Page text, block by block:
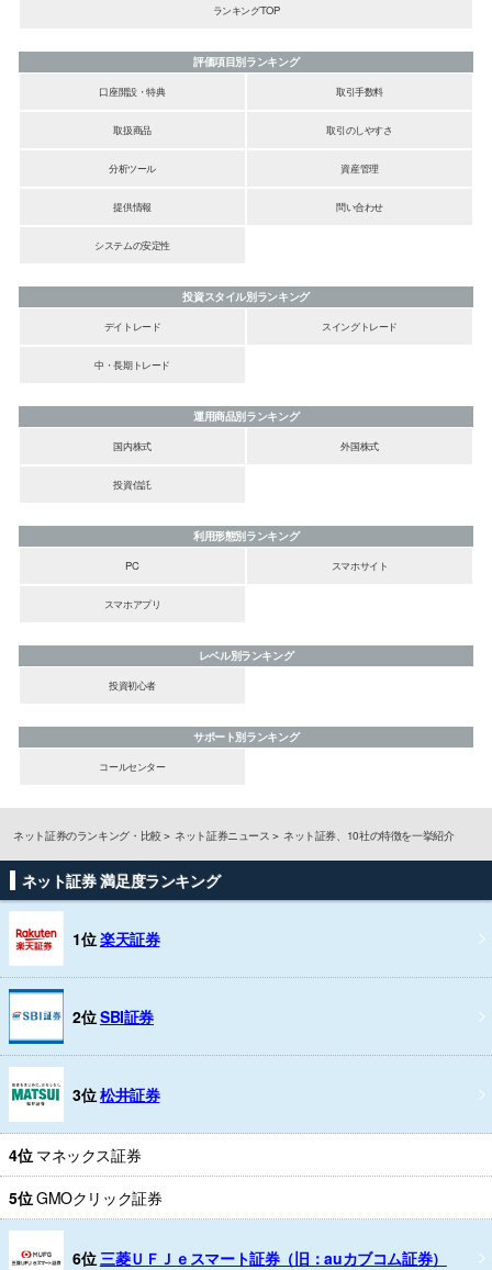
ランキングTOP
評価項目別ランキング
口座開設・特典
取引手数料
取扱商品 取引のしやすさ
分析ツール 資産管理
提供情報 問い合わせ
システムの安定性
投資スタイル別ランキング
デイトレード
スイングトレード
中・長期トレード
運用商品別ランキング
国内株式
外国株式
投資信託
利用形態別ランキング
PC
スマホサイト
スマホアプリ
レベル別ランキング
投資初心者
サポート別ランキング
コールセンター
ネット証券のランキング・比較 ネット証券ニュース ネット証券、10社の特徴を一挙紹介
ネット証券 満足度ランキング
1位楽天証券
2位SBI証券
3位松井証券
4位 マネックス証券
5位GMOクリック証券
6位 三菱ＵＦＪｅスマート証券（旧：auカブコム証券）